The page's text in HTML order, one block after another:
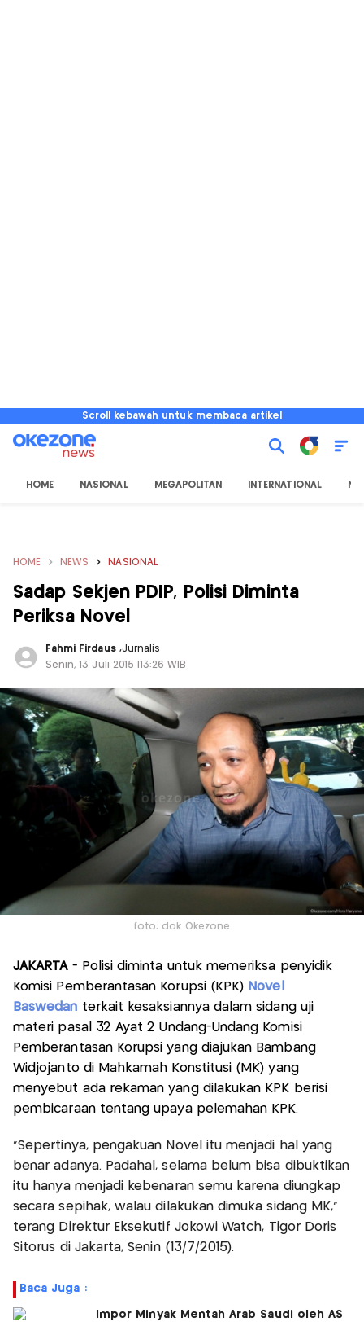
Scroll kebawah untuk membaca artikel
HOME NASIONAL MEGAPOLITAN INTERNATIONAL
HOME NEWS NASIONAL
Sadap Sekjen PDIP, Polisi Diminta
Periksa Novel
Fahmi Firdaus ,Jurnalis
Senin, 13 Juli 2015 |13:26 WIB
foto: dok Okezone
JAKARTA - Polisi diminta untuk memeriksa penyidik
Komisi Pemberantasan Korupsi (KPK) Novel
Baswedan terkait kesaksiannya dalam sidang uji
materi pasal 32 Ayat 2 Undang-Undang Komisi
Pemberantasan Korupsi yang diajukan Bambang
Widjojanto di Mahkamah Konstitusi (MK) yang
menyebut ada rekaman yang dilakukan KPK berisi
pembicaraan tentang upaya pelemahan KPK.
"Sepertinya, pengakuan Novel itu menjadi hal yang
benar adanya. Padahal, selama belum bisa dibuktikan
itu hanya menjadi kebenaran semu karena diungkap
secara sepihak, walau dilakukan dimuka sidang MK,"
terang Direktur Eksekutif Jokowi Watch, Tigor Doris
Sitorus di Jakarta, Senin (13/7/2015).
Baca Juga :
Impor Minyak Mentah Arab Saudi oleh AS